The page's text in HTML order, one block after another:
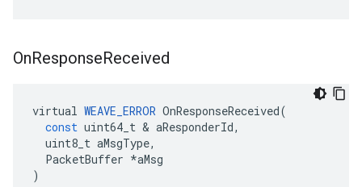
OnResponseReceived
virtual WEAVE_ERROR OnResponseReceived(
const uint64_t & aResponderId,
uint8_t aMsgType,
PacketBuffer *aMsg
)